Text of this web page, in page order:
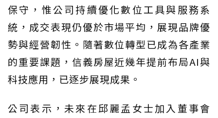
保守，惟公司持續優化數位工具與服務系
統，成交表現仍優於市場平均，展現品牌優
勢與經營韌性。隨著數位轉型已成為各產業
的重要課題，信義房屋近幾年提前布局AI與
科技應用，已逐步展現成果。
公司表示，未來在邱麗孟女士加入董事會